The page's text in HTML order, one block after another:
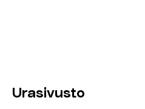
Urasivusto